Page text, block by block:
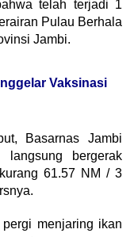
telah terjadi 1
Pulau Berhala
Jambi.
Vaksinasi
Basarnas Jambi
bergerak
61.57 NM / 3
menjaring ikan